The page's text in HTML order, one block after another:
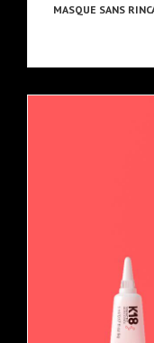
MASQUE SANS